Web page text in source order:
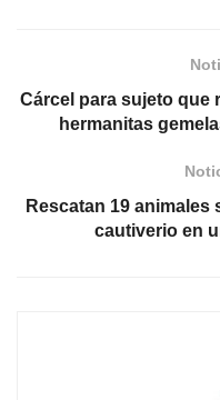
Cárcel para sujeto que
hermanitas
Rescatan 19
cautiverio en